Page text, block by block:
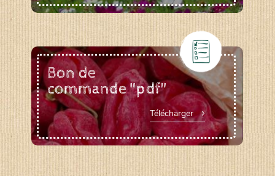
Bon de
commande "pdf"
Télécharger